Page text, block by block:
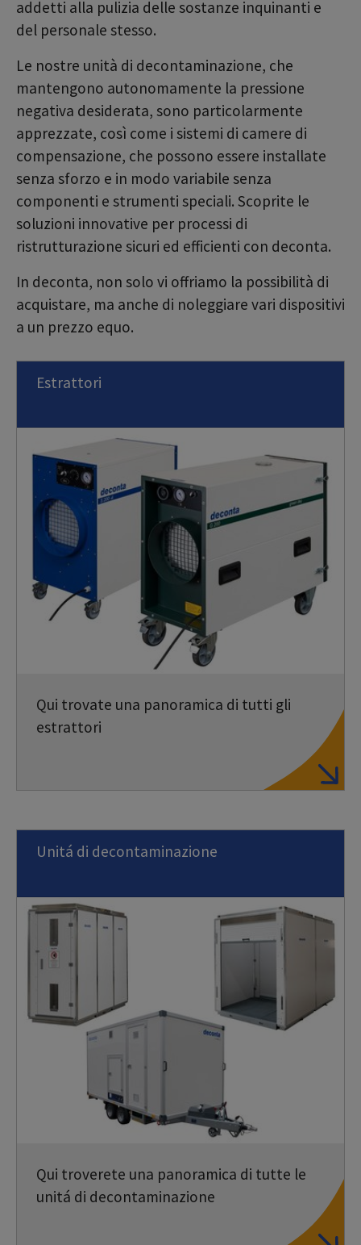
addetti alla pulizia delle sostanze inquinanti e
del personale stesso.
Le nostre unità di decontaminazione, che
mantengono autonomamente la pressione
negativa desiderata, sono particolarmente
apprezzate, così come i sistemi di camere di
compensazione, che possono essere installate
senza sforzo e in modo variabile senza
componenti e strumenti speciali. Scoprite le
soluzioni innovative per processi di
ristrutturazione sicuri ed efficienti con deconta.
In deconta, non solo vi offriamo la possibilità di
acquistare, ma anche di noleggiare vari dispositivi
a un prezzo equo.
Estrattori
Qui trovate una panoramica di tutti gli
estrattori
Unitá di decontaminazione
Qui troverete una panoramica di tutte le
unitá di decontaminazione